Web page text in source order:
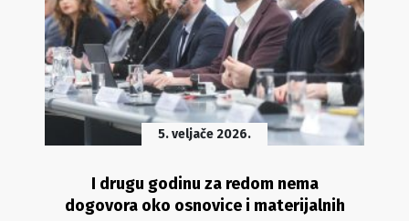
5. veljače 2026.
I drugu godinu za redom nema
dogovora oko osnovice i materijalnih